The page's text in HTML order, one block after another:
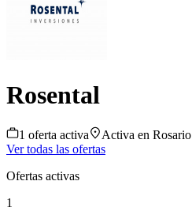
Rosental
1 oferta activa Activa en Rosario
Ver todas las ofertas
Ofertas activas
1